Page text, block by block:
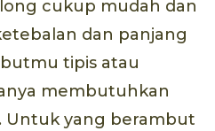
cukup mudah dan
dan panjang
tipis atau
membutuhkan
Untuk yang berambut